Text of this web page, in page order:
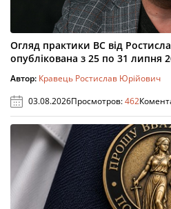
Огляд практики ВС від
опублікована з 25 по 31 липня
Автор: Кравець Ростислав Юрійович
03.08.2026Просмотров:462